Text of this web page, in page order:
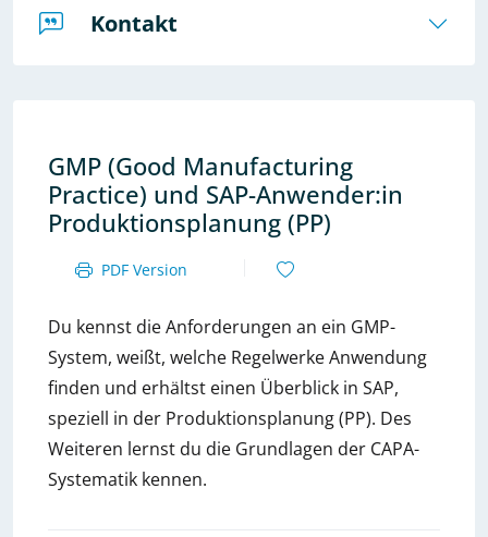
Kontakt
GMP (Good Manufacturing
Practice) und SAP-Anwender:in
Produktionsplanung (PP)
PDF Version
Du kennst die Anforderungen an ein GMP-
System, weißt, welche Regelwerke Anwendung
finden und erhältst einen Überblick in SAP,
speziell in der Produktionsplanung (PP). Des
Weiteren lernst du die Grundlagen der CAPA-
Systematik kennen.